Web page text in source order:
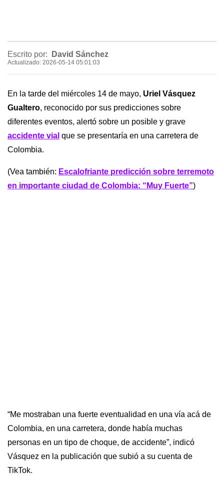
Escrito por: David Sánchez
Actualizado: 2026-05-14 05:01:03
En la tarde del miércoles 14 de mayo, Uriel Vásquez
Gualtero, reconocido por sus predicciones sobre
diferentes eventos, alertó sobre un posible y grave
accidente vial que se presentaría en una carretera de
Colombia.
(Vea también: Escalofriante predicción sobre terremoto
en importante ciudad de Colombia: “Muy Fuerte”)
“Me mostraban una fuerte eventualidad en una vía acá de
Colombia, en una carretera, donde había muchas
personas en un tipo de choque, de accidente”, indicó
Vásquez en la publicación que subió a su cuenta de
TikTok.